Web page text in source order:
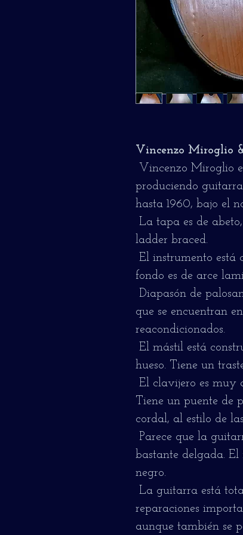
Vincenzo Miroglio
Vincenzo Miroglio
produciendo
hasta 1960, bajo el
La tapa es de
ladder braced.
El instrumento está
fondo es de arce
Diapasón de
que se encuentran
reacondicionados.
El mástil está
hueso. Tiene un
El clavijero es muy
Tiene un puente de
cordal, al estilo de
Parece que la
bastante delgada.
negro.
La guitarra está
reparaciones
aunque también se